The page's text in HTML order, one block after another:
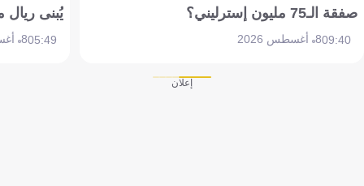
صفقة الـ75 مليون إسترليني؟
09:408 أغسطس 2026
يُبنى ريال
05:498 أغسطس 2026
إعلان